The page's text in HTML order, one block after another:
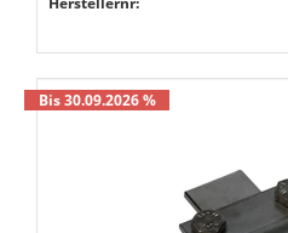
Bis 30.09.2026 %